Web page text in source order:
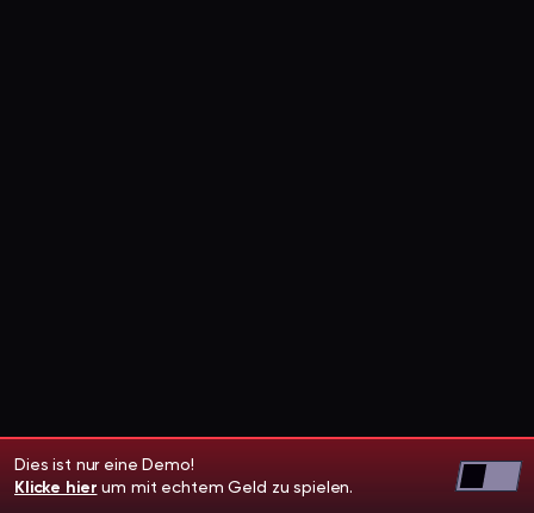
Dies ist nur eine Demo!
Klicke hier um mit echtem Geld zu spielen.